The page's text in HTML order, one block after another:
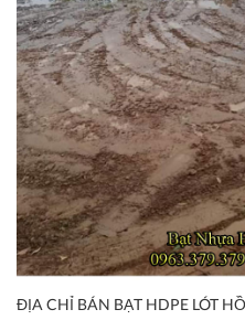
ĐỊA CHỈ BÁN BẠT HDPE LÓT